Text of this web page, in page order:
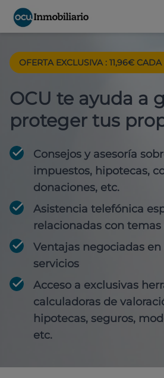
OFERTA EXCLUSIVA : 11,96€
OCU te ayuda a
proteger tus
Consejos y asesoría
impuestos, hipotecas,
donaciones, etc.
Asistencia telefónica
relacionadas con
Ventajas negociadas
servicios
Acceso a exclusivas
calculadoras de
hipotecas, seguros,
etc.